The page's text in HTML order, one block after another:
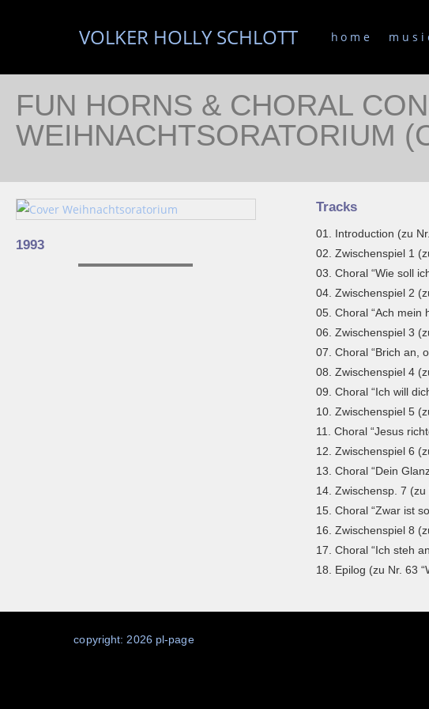
VOLKER HOLLY SCHLOTT home
FUN HORNS & CHORAL
WEIHNACHTSORATORIUM
1993
Tracks
01. Introduction (zu
02. Zwischenspiel 1
03. Choral “Wie soll
04. Zwischenspiel 2
05. Choral “Ach mein
06. Zwischenspiel 3
07. Choral “Brich an,
08. Zwischenspiel 4
09. Choral “Ich will
10. Zwischenspiel 5
11. Choral “Jesus
12. Zwischenspiel 6
13. Choral “Dein
14. Zwischensp. 7 (zu
15. Choral “Zwar ist
16. Zwischenspiel 8
17. Choral “Ich steh
18. Epilog (zu Nr. 63
copyright: 2026 pl-page